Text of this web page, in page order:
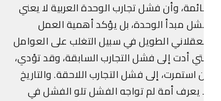
وأن فشل تجارب الوحدة العربية لا يعني
مبدأ الوحدة، بل يؤكد أهمية العمل
الطويل في سبيل التغلب على العوامل
أدت إلى فشل التجارب السابقة، وقد تؤدي،
استمرت، إلى فشل التجارب اللاحقة. والتاريخ
يعرف أمة لم تواجه الفشل تلو الفشل في